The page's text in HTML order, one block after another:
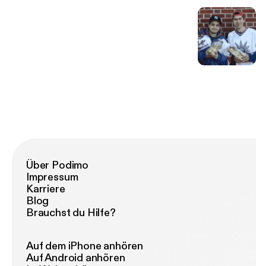
Über Podimo
Impressum
Karriere
Blog
Brauchst du Hilfe?
Auf dem iPhone anhören
Auf Android anhören